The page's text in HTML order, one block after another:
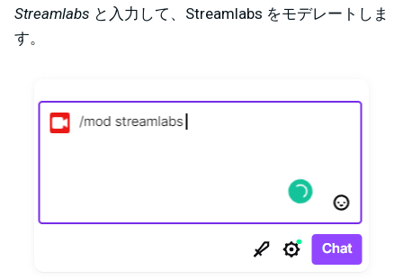
Streamlabs と入力して、Streamlabs をモデレートしま
す。